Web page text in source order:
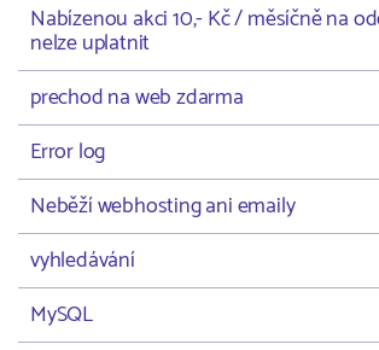
Nabízenou akci 10,- Kč / měsíčně na
nelze uplatnit
prechod na web zdarma
Error log
Neběží webhosting ani emaily
vyhledávání
MySQL